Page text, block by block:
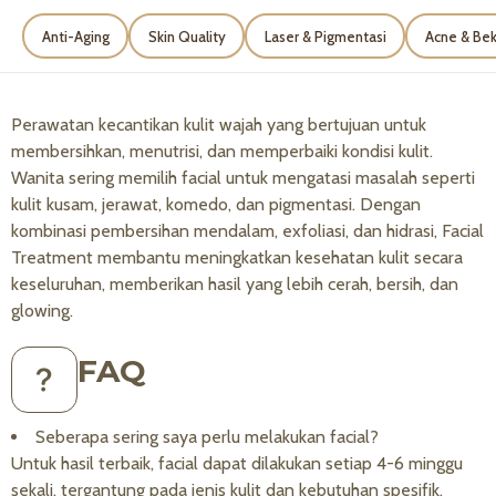
Anti-Aging Skin Quality Laser & Pigmentasi Acne &
Perawatan kecantikan kulit wajah yang bertujuan untuk
membersihkan, menutrisi, dan memperbaiki kondisi kulit.
Wanita sering memilih facial untuk mengatasi masalah seperti
kulit kusam, jerawat, komedo, dan pigmentasi. Dengan
kombinasi pembersihan mendalam, exfoliasi, dan hidrasi, Facial
Treatment membantu meningkatkan kesehatan kulit secara
keseluruhan, memberikan hasil yang lebih cerah, bersih, dan
glowing.
FAQ
Seberapa sering saya perlu melakukan facial?
Untuk hasil terbaik, facial dapat dilakukan setiap 4-6 minggu
sekali, tergantung pada jenis kulit dan kebutuhan spesifik.